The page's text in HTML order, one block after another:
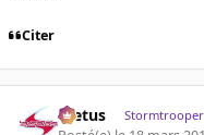
Citer
foetus Stormtrooper